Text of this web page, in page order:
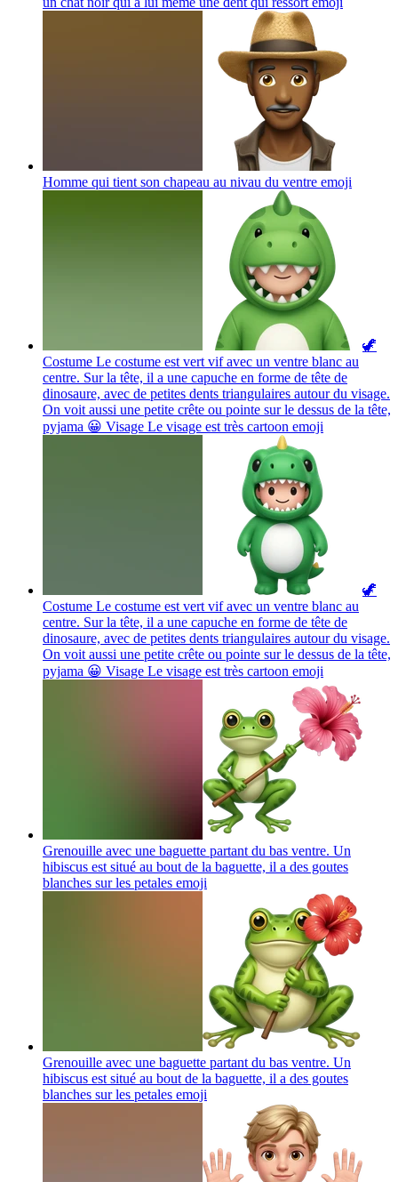
Homme qui tient son chapeau au nivau du ventre emoji
🦖
Costume Le costume est vert vif avec un ventre blanc au
centre. Sur la tête, il a une capuche en forme de tête de
dinosaure, avec de petites dents triangulaires autour du visage.
On voit aussi une petite crête ou pointe sur le dessus de la tête,
pyjama 😀 Visage Le visage est très cartoon emoji
🦖
Costume Le costume est vert vif avec un ventre blanc au
centre. Sur la tête, il a une capuche en forme de tête de
dinosaure, avec de petites dents triangulaires autour du visage.
On voit aussi une petite crête ou pointe sur le dessus de la tête,
pyjama 😀 Visage Le visage est très cartoon emoji
Grenouille avec une baguette partant du bas ventre. Un
hibiscus est situé au bout de la baguette, il a des goutes
blanches sur les petales emoji
Grenouille avec une baguette partant du bas ventre. Un
hibiscus est situé au bout de la baguette, il a des goutes
blanches sur les petales emoji